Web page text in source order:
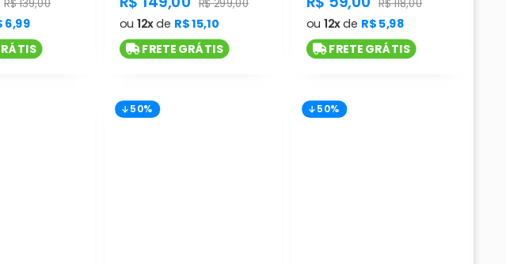
6,99
ou 12xde R$ 15,10
FRETE GRÁTIS
ou 12xde R$ 5,98
FRETE GRÁTIS
50% 50%